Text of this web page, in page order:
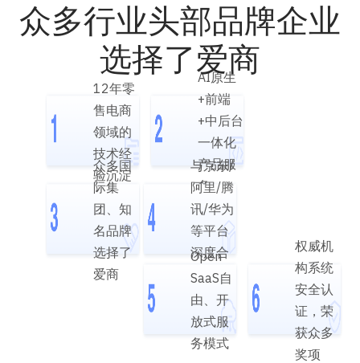
众多行业头部品牌企业
选择了爱商
12年零
售电商
领域的
技术经
验沉淀
AI原生
+前端
+中后台
一体化
产品服
务
众多国
际集
团、知
名品牌
选择了
爱商
与京东/
阿里/腾
讯/华为
等平台
深度合
作
Open
SaaS自
由、开
放式服
务模式
权威机
构系统
安全认
证，荣
获众多
奖项